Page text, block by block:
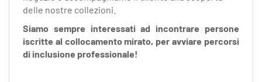
ES
PT
delle nostre collezioni.
Siamo sempre interessati ad incontrare persone
iscritte al collocamento mirato, per avviare percorsi
di inclusione professionale!